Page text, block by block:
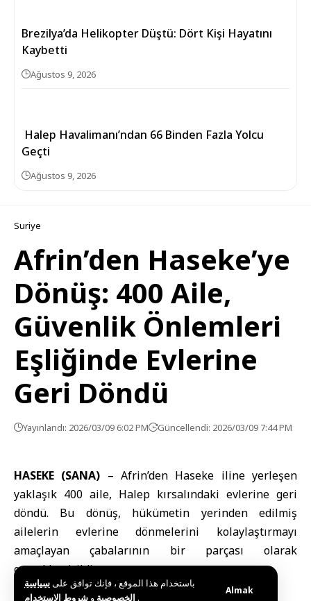
باستخدام هذا الموقع ، فإنك توافق علىسياسة
الخصوصية و .
Almak
Brezilya’da Helikopter Düştü: Dört Kişi Hayatını
Kaybetti
Ağustos 9, 2026
Halep Havalimanı’ndan 66 Binden Fazla Yolcu
Geçti
Ağustos 9, 2026
Suriye
Afrin’den Haseke’ye
Dönüş: 400 Aile,
Güvenlik Önlemleri
Eşliğinde Evlerine
Geri Döndü
Yayınlandı: 2026/03/09 6:02 PM Güncellendi: 2026/03/09 7:44 PM
HASEKE (SANA) –Afrin’den Haseke iline yerleşen
yaklaşık 400 aile, Halep kırsalındaki evlerine geri
döndü. Bu dönüş, hükümetin yerinden edilmiş
ailelerin evlerine dönmelerini kolaylaştırmayı
amaçlayan çabalarının bir parçası olarak
gerçekleştirildi.